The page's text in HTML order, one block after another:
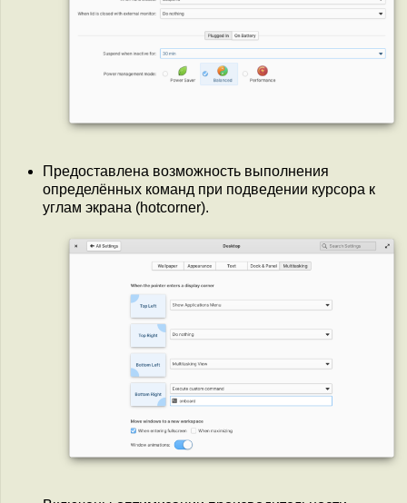
Предоставлена возможность выполнения
определённых команд при подведении курсора к
углам экрана (hotcorner).